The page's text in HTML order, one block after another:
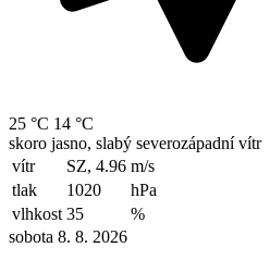
25 °C 14 °C
skoro jasno, slabý severozápadní vítr
vítr
SZ, 4.96 m/s
tlak
1020
hPa
vlhkost 35
%
sobota 8. 8. 2026